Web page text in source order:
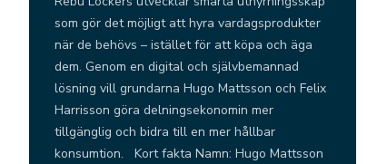
som gör det möjligt att hyra vardagsprodukter
när de behövs – istället för att köpa och äga
dem. Genom en digital och självbemannad
lösning vill grundarna Hugo Mattsson och Felix
Harrisson göra delningsekonomin mer
tillgänglig och bidra till en mer hållbar
konsumtion. Kort fakta Namn: Hugo Mattsson